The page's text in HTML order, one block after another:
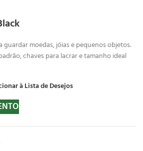
moedas, jóias e pequenos objetos.
chaves para lacrar e tamanho ideal
à Lista de Desejos